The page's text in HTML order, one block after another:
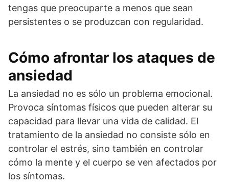
tengas que preocuparte a menos que sean
persistentes o se produzcan con regularidad.
Cómo afrontar los ataques de
ansiedad
La ansiedad no es sólo un problema emocional.
Provoca síntomas físicos que pueden alterar su
capacidad para llevar una vida de calidad. El
tratamiento de la ansiedad no consiste sólo en
controlar el estrés, sino también en controlar
cómo la mente y el cuerpo se ven afectados por
los síntomas.